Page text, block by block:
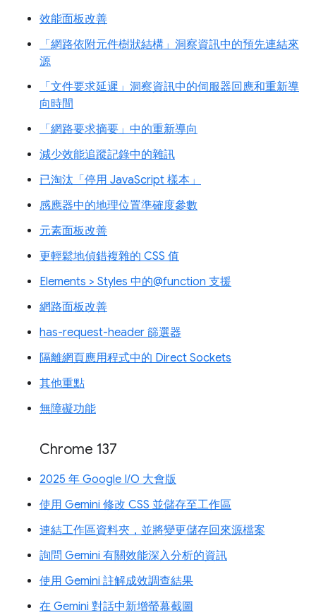
效能面板改善
「網路依附元件樹狀結構」洞察資訊中的預先連結來
源
「文件要求延遲」洞察資訊中的伺服器回應和重新導
向時間
「網路要求摘要」中的重新導向
減少效能追蹤記錄中的雜訊
已淘汰「停用 JavaScript 樣本」
感應器中的地理位置準確度參數
元素面板改善
更輕鬆地偵錯複雜的 CSS 值
Elements > Styles 中的@function 支援
網路面板改善
has-request-header 篩選器
隔離網頁應用程式中的 Direct Sockets
其他重點
無障礙功能
Chrome 137
2025 年 Google I/O 大會版
使用 Gemini 修改 CSS 並儲存至工作區
連結工作區資料夾，並將變更儲存回來源檔案
詢問 Gemini 有關效能深入分析的資訊
使用 Gemini 註解成效調查結果
在 Gemini 對話中新增螢幕截圖